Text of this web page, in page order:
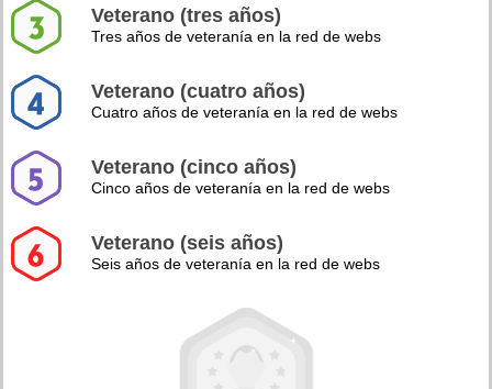
Veterano (tres años)
Tres años de veteranía en la red de webs
Veterano (cuatro años)
Cuatro años de veteranía en la red de webs
Veterano (cinco años)
Cinco años de veteranía en la red de webs
Veterano (seis años)
Seis años de veteranía en la red de webs